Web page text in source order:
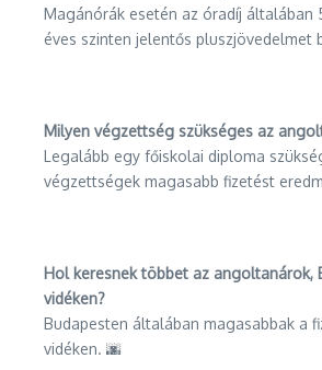
Magánórák esetén az óradíj általában
éves szinten jelentős pluszjövedelmet
Milyen végzettség szükséges az
Legalább egy főiskolai diploma
végzettségek magasabb fizetést
Hol keresnek többet az angoltanárok,
vidéken?
Budapesten általában magasabbak a
vidéken. 🌆